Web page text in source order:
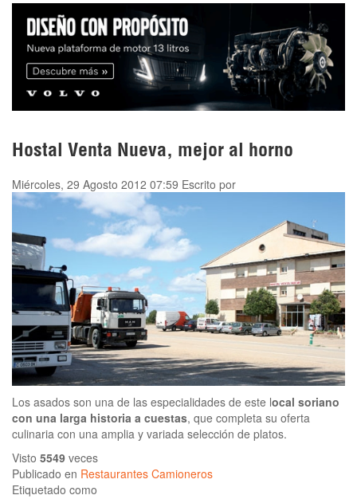
Hostal Venta Nueva, mejor al horno
Miércoles, 29 Agosto 2012 07:59 Escrito por
Los asados son una de las especialidades de este local soriano
con una larga historia a cuestas, que completa su oferta
culinaria con una amplia y variada selección de platos.
Visto 5549 veces
Publicado en Restaurantes Camioneros
Etiquetado como